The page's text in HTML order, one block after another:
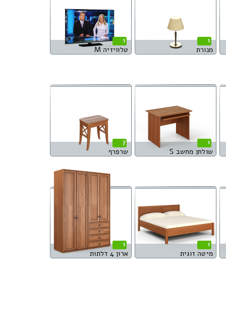
1
מנורת
1
טלוויזיה M
1
שולחן מחשב S
7
שרפרף
1
מיטה זוגית
1
ארון 4 דלתות